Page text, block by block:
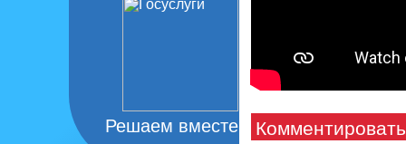
Решаем вместе Комментировать